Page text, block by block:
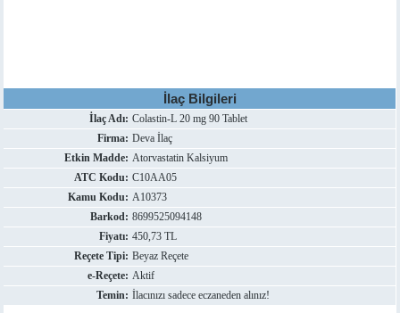
İlaç Bilgileri
İlaç Adı: Colastin-L 20 mg 90 Tablet
Firma: Deva İlaç
Etkin Madde: Atorvastatin Kalsiyum
ATC Kodu: C10AA05
Kamu Kodu: A10373
Barkod: 8699525094148
Fiyatı: 450,73 TL
Reçete Tipi: Beyaz Reçete
e-Reçete: Aktif
Temin: İlacınızı sadece eczaneden alınız!